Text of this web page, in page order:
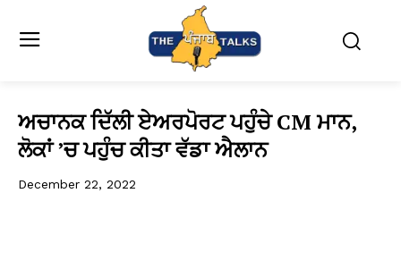
ਅਚਾਨਕ ਦਿੱਲੀ ਏਅਰਪੋਰਟ ਪਹੁੰਚੇ CM ਮਾਨ,
ਲੋਕਾਂ ’ਚ ਪਹੁੰਚ ਕੀਤਾ ਵੱਡਾ ਐਲਾਨ
December 22, 2022